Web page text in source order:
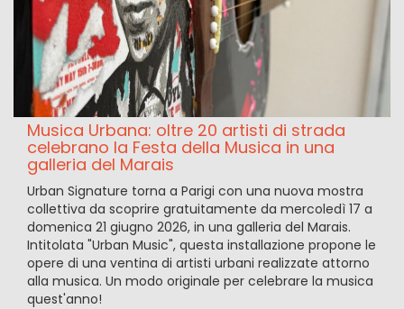
Musica Urbana: oltre 20 artisti di strada
celebrano la Festa della Musica in una
galleria del Marais
Urban Signature torna a Parigi con una nuova mostra
collettiva da scoprire gratuitamente da mercoledì 17 a
domenica 21 giugno 2026, in una galleria del Marais.
Intitolata "Urban Music", questa installazione propone le
opere di una ventina di artisti urbani realizzate attorno
alla musica. Un modo originale per celebrare la musica
quest'anno!